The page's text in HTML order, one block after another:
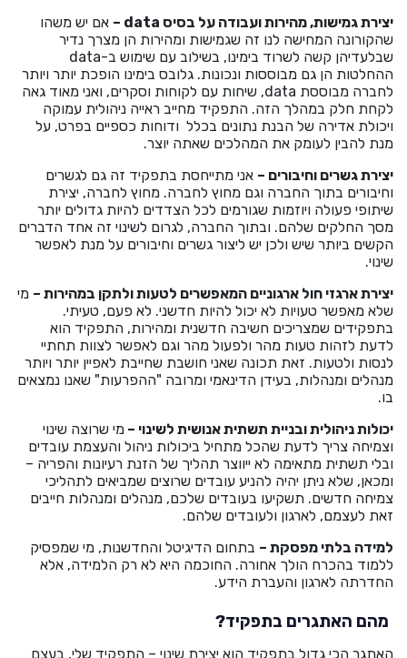
יצירת גמישות, מהירות ועבודה על בסיס data –
אם יש משהו
שהקורונה המחישה לנו זה שגמישות ומהירות הן מצרך נדיר
שבלעדיהן קשה לשרוד בימינו, בשילוב עם שימוש ב-data
ההחלטות הן גם מבוססות ונכונות. גלובס בימינו הופכת יותר ויותר
לחברה מבוססת data, שיחות עם לקוחות וסקרים, ואני מאוד גאה
לקחת חלק במהלך הזה. התפקיד מחייב ראייה ניהולית עמוקה
ויכולת אדירה של הבנת נתונים בכלל ודוחות כספיים בפרט, על
מנת להבין לעומק את המהלכים שאתה יוצר.
יצירת גשרים וחיבורים – אני מתייחסת בתפקיד זה גם לגשרים
וחיבורים בתוך החברה וגם מחוץ לחברה. מחוץ לחברה, יצירת
שיתופי פעולה ויוזמות שגורמים לכל הצדדים להיות גדולים יותר
מסך החלקים שלהם. ובתוך החברה, לגרום לשינוי זה אחד הדברים
הקשים ביותר שיש ולכן יש ליצור גשרים וחיבורים על מנת לאפשר
שינוי.
יצירת ארגזי חול ארגוניים המאפשרים לטעות ולתקן במהירות – מי
שלא מאפשר טעויות לא יכול להיות חדשני. לא פעם, טעיתי.
בתפקידים שמצריכים חשיבה חדשנית ומהירות, התפקיד הוא
לדעת לזהות טעות מהר ולפעול מהר וגם לאפשר לצוות תחתיי
לנסות ולטעות. זאת תכונה שאני חושבת שחייבת לאפיין יותר ויותר
מנהלים ומנהלות, בעידן הדינאמי ומרובה "ההפרעות" שאנו נמצאים
בו.
יכולות ניהולית ובניית תשתית אנושית לשינוי – מי שרוצה שינוי
וצמיחה צריך לדעת שהכל מתחיל ביכולות ניהול והעצמת עובדים
ובלי תשתית מתאימה לא ייווצר תהליך של הזנת רעיונות והפריה –
ומכאן, שלא ניתן יהיה להניע עובדים שרוצים שמביאים לתהליכי
צמיחה חדשים. תשקיעו בעובדים שלכם, מנהלים ומנהלות חייבים
זאת לעצמם, לארגון ולעובדים שלהם.
למידה בלתי מפסקת – בתחום הדיגיטל והחדשנות, מי שמפסיק
ללמוד בהכרח הולך אחורה. החוכמה היא לא רק הלמידה, אלא
החדרתה לארגון והעברת הידע.
מהם האתגרים בתפקיד?
האתגר הכי גדול בתפקיד הוא יצירת שינוי – התפקיד שלי, בעצם